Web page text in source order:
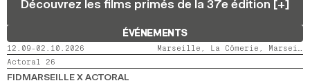
2024
2022
2020
2018
RECHERCHE
Découvrez les films primés de la 37e édition [+]
ÉVÉNEMENTS
12.09-02.10.2026
Marseille, La Cômerie, Marseille, LaMaM, Marseille, Videodrome 2
Actoral 26
FIDMARSEILLE X ACTORAL